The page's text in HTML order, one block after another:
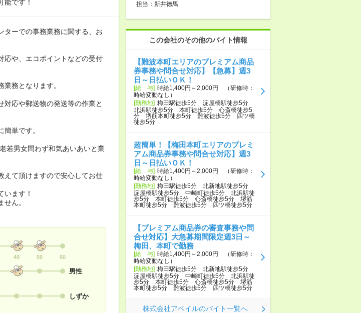
能です！
ターでの事務業務に関する、お
応や、エコポイントなどの受付
務となります。
対応や郵送物の発送等の作業と
単です。
若男女問わず和気あいあいと業
えて頂けますので安心してお仕
います！
ん。
40 50 60
男性
しずか
担当：新井徳馬
この会社のその他のバイト情報
【難波本町エリアのプレミアム商品
券事務や問合せ対応】【急募】週3
日～日払いＯＫ！
[給 与] 時給1,400円～2,000円 （研修時：
時給変動なし）
[勤務地] 梅田駅徒歩5分 淀屋橋駅徒歩5分
北浜駅徒歩5分 本町徒歩5分 心斎橋徒歩5
分 堺筋本町徒歩5分 難波徒歩5分 四ツ橋
徒歩5分
超簡単！【梅田本町エリアのプレミ
アム商品券事務や問合せ対応】週3
日～日払いＯＫ！
[給 与] 時給1,400円～2,000円 （研修時：
時給変動なし）
[勤務地] 梅田駅徒歩5分 北新地駅徒歩5分
淀屋橋駅徒歩5分 中崎町徒歩5分 北浜駅徒
歩5分 本町徒歩5分 心斎橋徒歩5分 堺筋
本町徒歩5分 難波徒歩5分 四ツ橋徒歩5分
【プレミアム商品券の審査事務や問
合せ対応】大急募期間限定週3日～
梅田、本町で勤務
[給 与] 時給1,400円～2,000円 （研修時：
時給変動なし）
[勤務地] 梅田駅徒歩5分 北新地駅徒歩5分
淀屋橋駅徒歩5分 中崎町徒歩5分 北浜駅徒
歩5分 本町徒歩5分 心斎橋徒歩5分 堺筋
本町徒歩5分 難波徒歩5分 四ツ橋徒歩5分
株式会社アベイルのバイト一覧へ